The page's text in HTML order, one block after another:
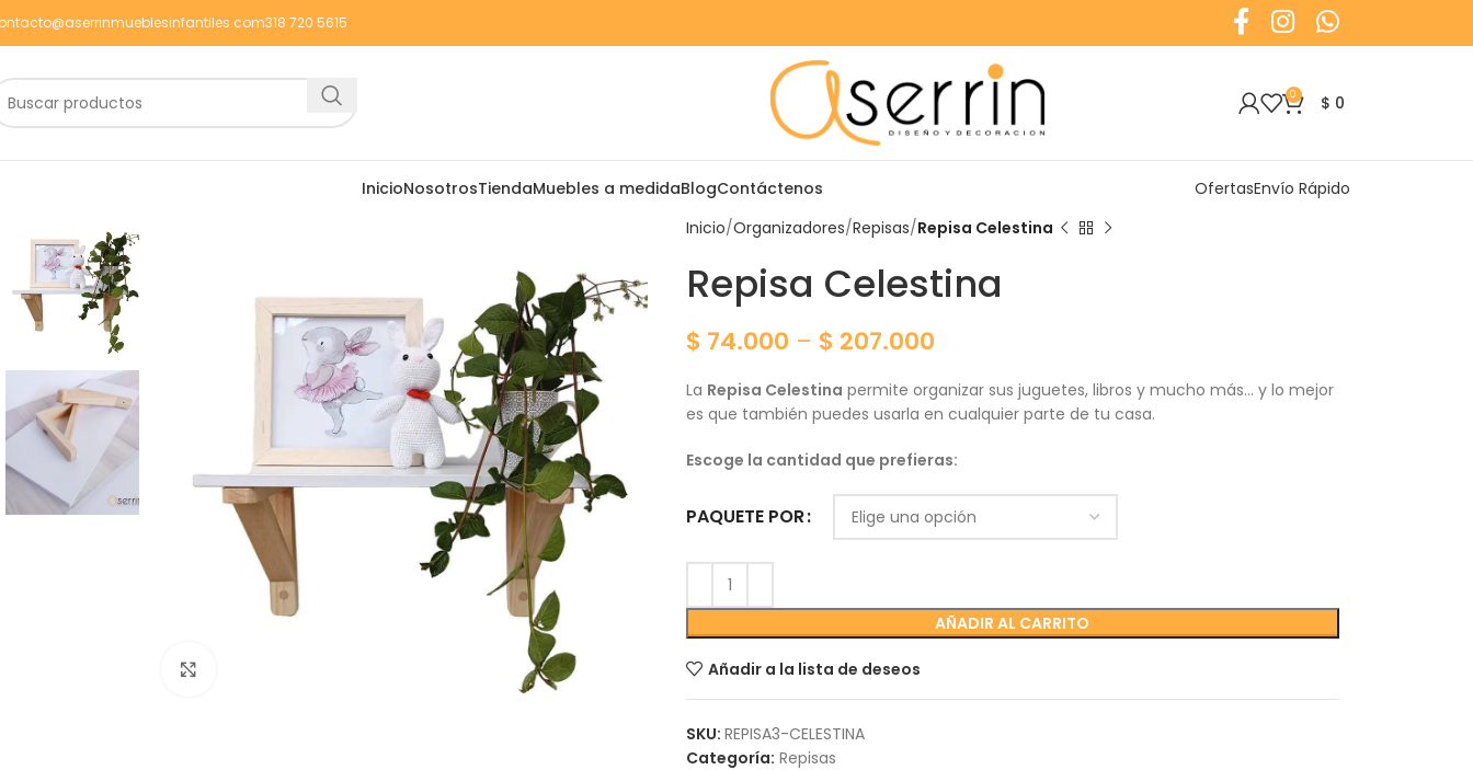
318 720 5615
0 $ 0
InicioNosotrosTiendaMuebles a medidaBlogContáctenos OfertasEnvío Rápido
Inicio Organizadores Repisas Repisa Celestina
Repisa Celestina
$ 74.000 – $ 207.000
La Repisa Celestina permite organizar sus juguetes, libros y mucho más… y lo mejor
es que también puedes usarla en cualquier parte de tu casa.
Escoge la cantidad que prefieras:
PAQUETE POR
AÑADIR AL CARRITO
Añadir a la lista de deseos
SKU: REPISA3-CELESTINA
Categoría: Repisas